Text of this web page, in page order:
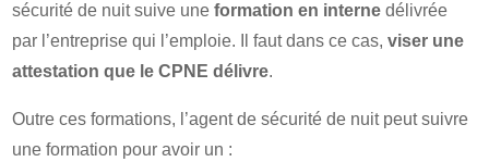
sécurité de nuit suive uneformation en interne délivrée
par l’entreprise qui l’emploie. Il faut dans ce cas,viser une
attestation que le CPNE délivre.
Outre ces formations, l’agent de sécurité de nuit peut suivre
une formation pour avoir un :